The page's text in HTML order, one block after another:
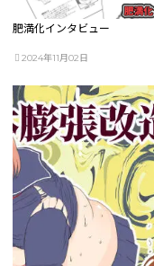
肥満化インタビュー
2024年11月02日